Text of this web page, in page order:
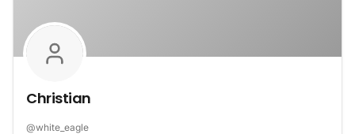
Christian
@white_eagle